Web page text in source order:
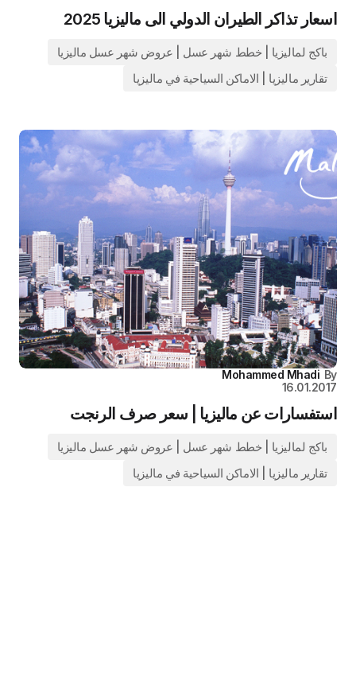
اسعار تذاكر الطيران الدولي الى ماليزيا 2025
باكج لماليزيا | خطط شهر عسل | عروض شهر عسل ماليزيا
تقارير ماليزيا | الاماكن السياحية في ماليزيا
By
Mohammed Mhadi
16.01.2017
استفسارات عن ماليزيا | سعر صرف الرنجت
باكج لماليزيا | خطط شهر عسل | عروض شهر عسل ماليزيا
تقارير ماليزيا | الاماكن السياحية في ماليزيا